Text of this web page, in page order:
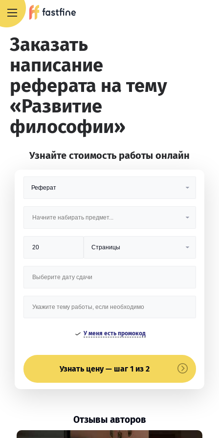
Заказать
написание
реферата на тему
«Развитие
философии»
Узнайте стоимость работы онлайн
У меня есть промокод
Узнать цену — шаг 1 из 2
Отзывы авторов